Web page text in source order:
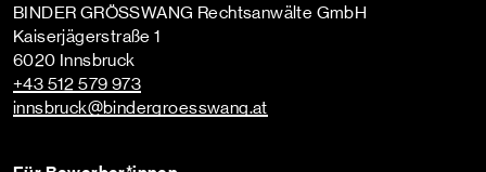
BINDER GRÖSSWANG Rechtsanwälte GmbH
Kaiserjägerstraße 1
6020 Innsbruck
+43 512 579 973
innsbruck@bindergroesswang.at